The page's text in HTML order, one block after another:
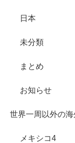
日本
未分類
まとめ
お知らせ
世界一周以外の
メキシコ4